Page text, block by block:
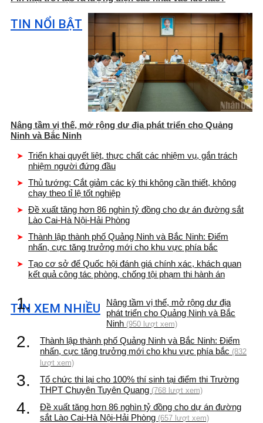
TIN NỔI BẬT
Nâng tầm vị thế, mở rộng dư địa phát triển cho Quảng
Ninh và Bắc Ninh
Triển khai quyết liệt, thực chất các nhiệm vụ, gắn trách
nhiệm người đứng đầu
Thủ tướng: Cắt giảm các kỳ thi không cần thiết, không
chạy theo tỉ lệ tốt nghiệp
Đề xuất tăng hơn 86 nghìn tỷ đồng cho dự án đường sắt
Lào Cai-Hà Nội-Hải Phòng
Thành lập thành phố Quảng Ninh và Bắc Ninh: Điểm
nhấn, cực tăng trưởng mới cho khu vực phía bắc
Tạo cơ sở để Quốc hội đánh giá chính xác, khách quan
kết quả công tác phòng, chống tội phạm thi hành án
TIN XEM NHIỀU
1.
Nâng tầm vị thế, mở rộng dư địa
phát triển cho Quảng Ninh và Bắc
Ninh (950 lượt xem)
2.
Thành lập thành phố Quảng Ninh và Bắc Ninh: Điểm
nhấn, cực tăng trưởng mới cho khu vực phía bắc (832
lượt xem)
3.
Tổ chức thi lại cho 100% thí sinh tại điểm thi Trường
THPT Chuyên Tuyên Quang (768 lượt xem)
4.
Đề xuất tăng hơn 86 nghìn tỷ đồng cho dự án đường
sắt Lào Cai-Hà Nội-Hải Phòng (657 lượt xem)